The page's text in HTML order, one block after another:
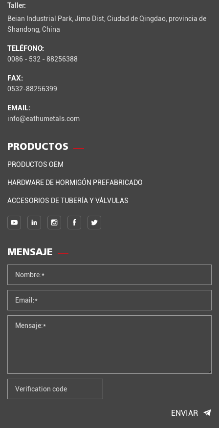
Taller:
Beian Industrial Park, Jimo Dist, Ciudad de Qingdao, provincia de
Shandong, China
TELÉFONO:
0086 - 532 - 88256388
FAX:
0532-88256399
EMAIL:
info@eathumetals.com
PRODUCTOS
PRODUCTOS OEM
HARDWARE DE HORMIGÓN PREFABRICADO
ACCESORIOS DE TUBERÍA Y VÁLVULAS
MENSAJE
ENVIAR